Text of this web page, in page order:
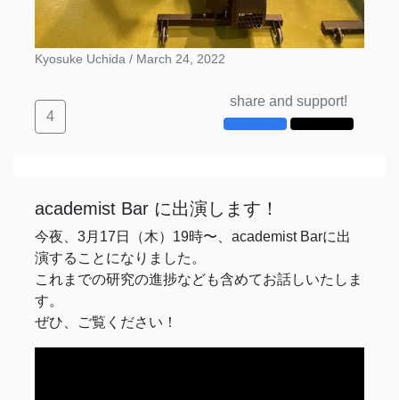
Kyosuke Uchida / March 24, 2022
4
share and support!
academist Bar に出演します！
今夜、3月17日（木）19時〜、academist Barに出
演することになりました。
これまでの研究の進捗なども含めてお話しいたしま
す。
ぜひ、ご覧ください！